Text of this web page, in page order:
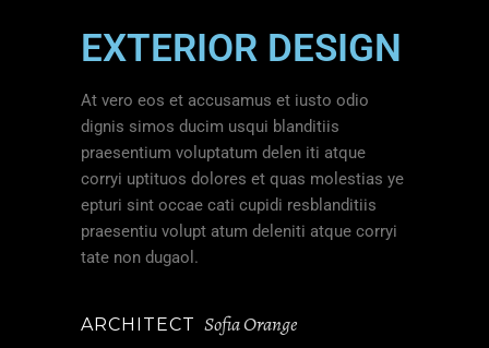
EXTERIOR DESIGN
At vero eos et accusamus et iusto odio
dignis simos ducim usqui blanditiis
praesentium voluptatum delen iti atque
corryi uptituos dolores et quas molestias ye
epturi sint occae cati cupidi resblanditiis
praesentiu volupt atum deleniti atque corryi
tate non dugaol.
ARCHITECT Sofia Orange